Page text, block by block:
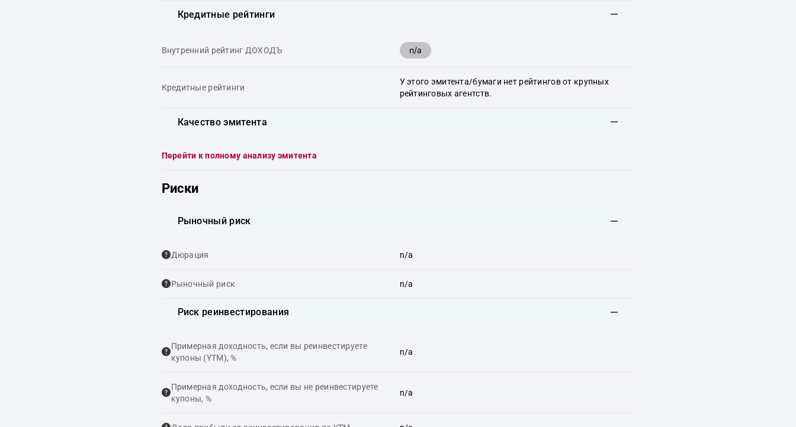
Кредитные рейтинги
Внутренний рейтинг ДОХОДЪ n/a
Кредитные рейтинги
У этого эмитента/бумаги нет рейтингов от крупных
рейтинговых агентств.
Качество эмитента
Перейти к полному анализу эмитента
Риски
Рыночный риск
Дюрация n/a
Рыночный риск n/a
Риск реинвестирования
Примерная доходность, если вы реинвестируете
купоны (YTM), %
n/a
Примерная доходность, если вы не реинвестируете
купоны, %
n/a